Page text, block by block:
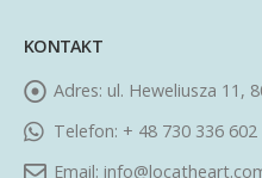
KONTAKT
Adres: ul. Heweliusza 11,
Telefon: + 48 730 336 602
Email: